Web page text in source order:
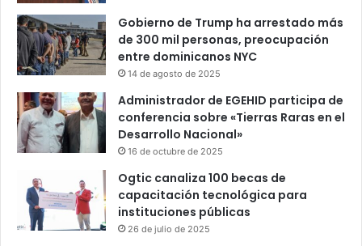
Gobierno de Trump ha arrestado más
de 300 mil personas, preocupación
entre dominicanos NYC
14 de agosto de 2025
Administrador de EGEHID participa de
conferencia sobre «Tierras Raras en el
Desarrollo Nacional»
16 de octubre de 2025
Ogtic canaliza 100 becas de
capacitación tecnológica para
instituciones públicas
26 de julio de 2025